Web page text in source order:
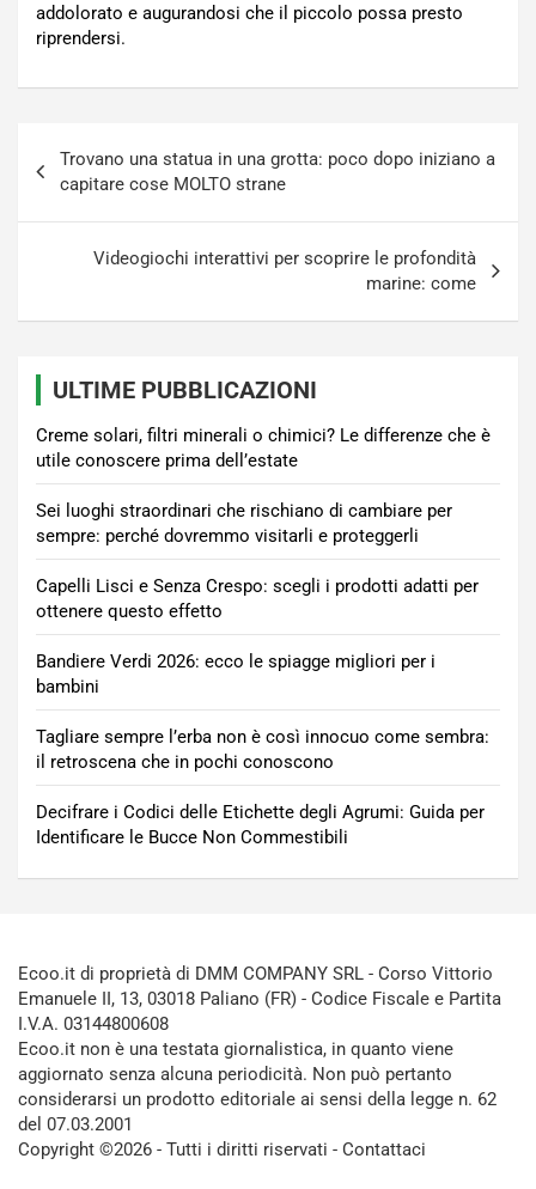
addolorato e augurandosi che il piccolo possa presto
riprendersi.
articoli
Trovano una statua in una grotta: poco dopo iniziano a
capitare cose MOLTO strane
Videogiochi interattivi per scoprire le profondità
marine: come
ULTIME PUBBLICAZIONI
Creme solari, filtri minerali o chimici? Le differenze che è
utile conoscere prima dell’estate
Sei luoghi straordinari che rischiano di cambiare per
sempre: perché dovremmo visitarli e proteggerli
Capelli Lisci e Senza Crespo: scegli i prodotti adatti per
ottenere questo effetto
Bandiere Verdi 2026: ecco le spiagge migliori per i
bambini
Tagliare sempre l’erba non è così innocuo come sembra:
il retroscena che in pochi conoscono
Decifrare i Codici delle Etichette degli Agrumi: Guida per
Identificare le Bucce Non Commestibili
Ecoo.it di proprietà di DMM COMPANY SRL - Corso Vittorio
Emanuele II, 13, 03018 Paliano (FR) - Codice Fiscale e Partita
I.V.A. 03144800608
Ecoo.it non è una testata giornalistica, in quanto viene
aggiornato senza alcuna periodicità. Non può pertanto
considerarsi un prodotto editoriale ai sensi della legge n. 62
del 07.03.2001
Copyright ©2026 - Tutti i diritti riservati - Contattaci